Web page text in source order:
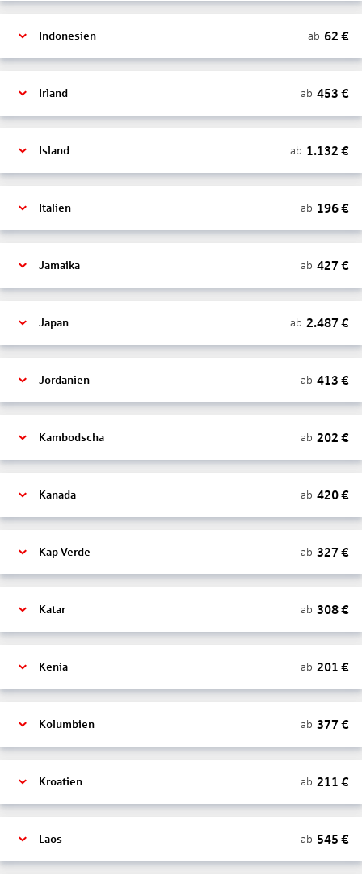
Indonesien ab 62 €
Irland ab 453 €
Island ab 1.132 €
Italien ab 196€
Jamaika ab 427 €
Japan ab 2.487 €
Jordanien ab 413 €
Kambodscha ab 202 €
Kanada ab 420€
Kap Verde ab 327 €
Katar ab 308€
Kenia ab 201 €
Kolumbien ab 377 €
Kroatien ab 211 €
Laos ab 545 €